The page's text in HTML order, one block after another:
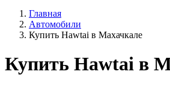
Главная
Автомобили
Купить Hawtai в Махачкале
Купить Hawtai в